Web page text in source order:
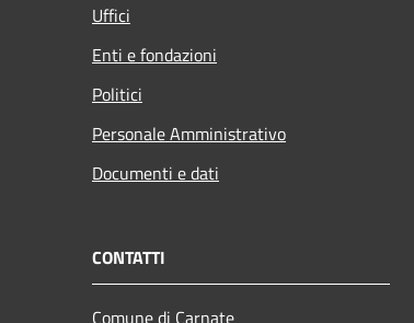
Uffici
Enti e fondazioni
Politici
Personale Amministrativo
Documenti e dati
CONTATTI
Comune di Carnate